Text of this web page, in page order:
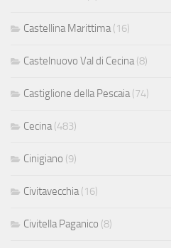
Castellina Marittima (16)
Castelnuovo Val di Cecina (8)
Castiglione della Pescaia (74)
Cecina (483)
Cinigiano (9)
Civitavecchia (16)
Civitella Paganico (8)